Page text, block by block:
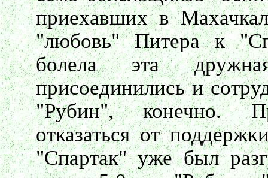
приехавших в
"любовь" Питера к
болела эта
присоединились и
"Рубин", конечно.
отказаться от
"Спартак" уже был